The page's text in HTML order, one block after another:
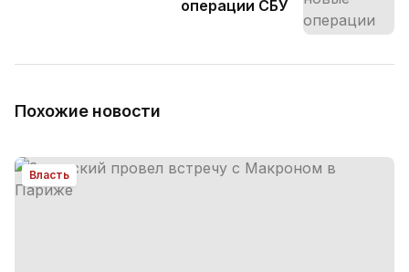
операции СБУ
Похожие новости
Власть